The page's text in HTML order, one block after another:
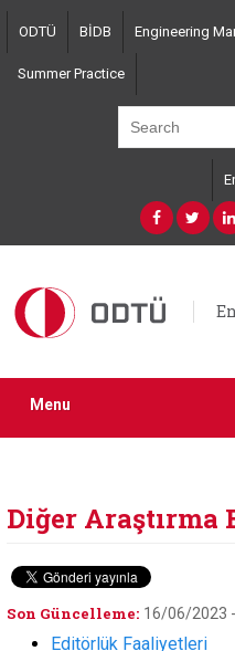
Skip
main
content
ODTÜ BİDB Engineering
Summer Practice
Menu
Diğer
Son Güncelleme: 16/06/2023
Editörlük Faaliyetleri